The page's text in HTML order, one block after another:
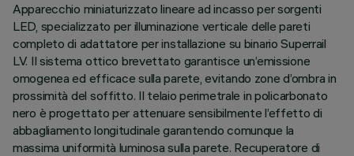
Apparecchio miniaturizzato lineare ad incasso per sorgenti
LED, specializzato per illuminazione verticale delle pareti
completo di adattatore per installazione su binario Superrail
LV. Il sistema ottico brevettato garantisce un’emissione
omogenea ed efficace sulla parete, evitando zone d’ombra in
prossimità del soffitto. Il telaio perimetrale in policarbonato
nero è progettato per attenuare sensibilmente l’effetto di
abbagliamento longitudinale garantendo comunque la
massima uniformità luminosa sulla parete. Recuperatore di